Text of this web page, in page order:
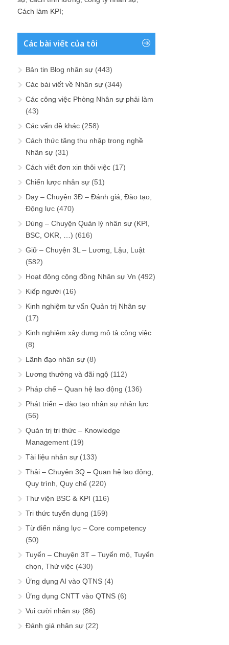
Cách làm KPI;
Các bài viết của tôi
Bản tin Blog nhân sự (443)
Các bài viết về Nhân sự (344)
Các công việc Phòng Nhân sự phải làm
(43)
Các vấn đề khác (258)
Cách thức tăng thu nhập trong nghề
Nhân sự (31)
Cách viết đơn xin thôi việc (17)
Chiến lược nhân sự (51)
Dạy – Chuyện 3Đ – Đánh giá, Đào tạo,
Động lực (470)
Dùng – Chuyện Quản lý nhân sự (KPI,
BSC, OKR, …) (616)
Giữ – Chuyện 3L – Lương, Lậu, Luật
(582)
Hoạt động cộng đồng Nhân sự Vn (492)
Kiếp người (16)
Kinh nghiệm tư vấn Quản trị Nhân sự
(17)
Kinh nghiệm xây dựng mô tả công việc
(8)
Lãnh đạo nhân sự (8)
Lương thưởng và đãi ngộ (112)
Pháp chế – Quan hệ lao động (136)
Phát triển – đào tạo nhân sự nhân lực
(56)
Quản trị tri thức – Knowledge
Management (19)
Tài liệu nhân sự (133)
Thải – Chuyện 3Q – Quan hệ lao động,
Quy trình, Quy chế (220)
Thư viện BSC & KPI (116)
Tri thức tuyển dụng (159)
Từ điển năng lực – Core competency
(50)
Tuyển – Chuyện 3T – Tuyển mộ, Tuyển
chọn, Thử việc (430)
Ứng dụng AI vào QTNS (4)
Ứng dụng CNTT vào QTNS (6)
Vui cười nhân sự (86)
Đánh giá nhân sự (22)